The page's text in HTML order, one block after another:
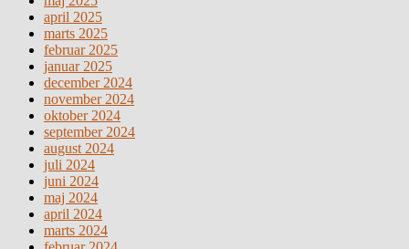
april 2025
marts 2025
februar 2025
januar 2025
december 2024
november 2024
oktober 2024
september 2024
august 2024
juli 2024
juni 2024
maj 2024
april 2024
marts 2024